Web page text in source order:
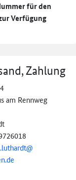
für den
Verfügung
Zahlung
am Rennweg